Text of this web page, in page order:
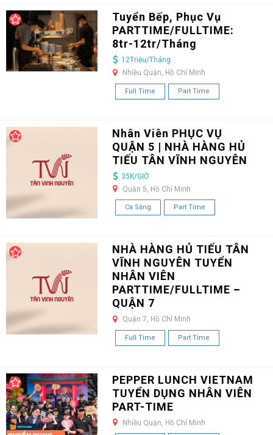
Tuyển Bếp, Phục Vụ
PARTTIME/FULLTIME:
8tr-12tr/Tháng
12Triệu/Tháng
Nhiều Quận, Hồ Chí Minh
Full Time Part Time
Nhân Viên PHỤC VỤ
QUẬN 5 | NHÀ HÀNG HỦ
TIẾU TÂN VĨNH NGUYÊN
35K/GIỜ
Quận 5, Hồ Chí Minh
Ca Sáng Part Time
NHÀ HÀNG HỦ TIẾU TÂN
VĨNH NGUYÊN TUYỂN
NHÂN VIÊN
PARTTIME/FULLTIME –
QUẬN 7
Quận 7, Hồ Chí Minh
Full Time Part Time
PEPPER LUNCH VIETNAM
TUYỂN DỤNG NHÂN VIÊN
PART-TIME
Nhiều Quận, Hồ Chí Minh